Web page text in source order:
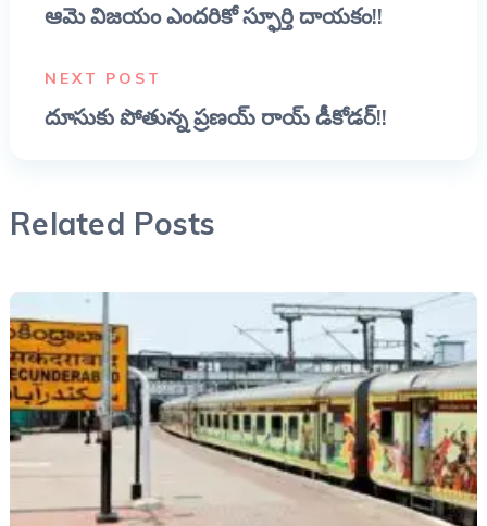
ఆమె విజయం ఎందరికో స్ఫూర్తి దాయకం!!
NEXT POST
దూసుకు పోతున్న ప్రణయ్ రాయ్ డీకోడర్!!
Related Posts